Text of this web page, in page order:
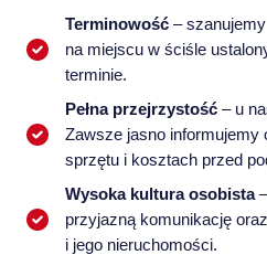
Terminowość –
na miejscu w ściśle
terminie.
Pełna przejrzystość – u
Zawsze jasno informujemy
sprzętu i kosztach przed
Wysoka kultura osobista–
przyjazną komunikację
i jego nieruchomości.